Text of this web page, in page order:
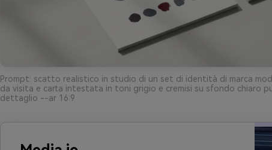
Prompt: scatto realistico in studio di un set di identità di marca
da visita e carta intestata in toni grigio e cremisi su sfondo chiaro
dettaglio --ar 16:9